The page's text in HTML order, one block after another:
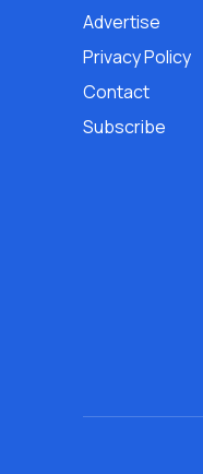
Advertise
Privacy Policy
Contact
Subscribe